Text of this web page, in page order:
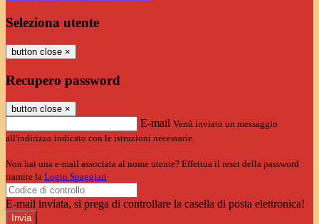
Seleziona utente
button close ×
Recupero password
button close ×
E-mail Verrà inviato un messaggio
all'indirizzo indicato con le istruzioni necessarie.
Non hai una e-mail associata al nome utente? Effettua il reset della password
tramite la Login Spaggiari
E-mail inviata, si prega di controllare la casella di posta elettronica!